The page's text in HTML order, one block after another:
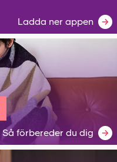
Ladda ner appen
Så förbereder du dig